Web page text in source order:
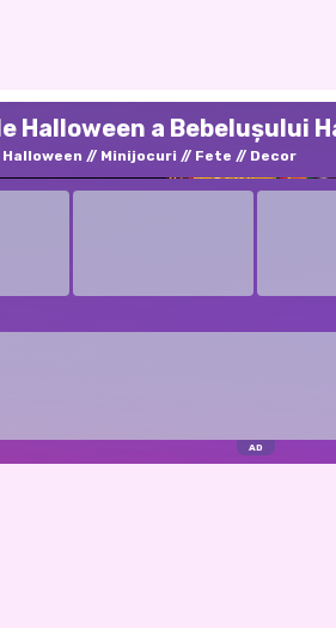
Halloween a Bebelușului
Halloween Minijocuri Fete Decor